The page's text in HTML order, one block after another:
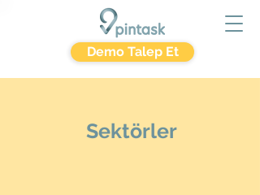
Demo Talep Et
Sektörler